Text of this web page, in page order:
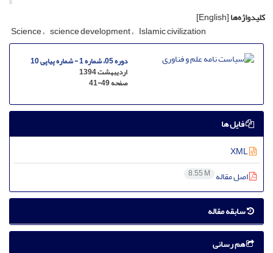
کلیدواژه‌ها[English]
Science science development Islamic civilization
دوره 05، شماره 1 - شماره پیاپی 10
اردیبهشت 1394
صفحه41-49
فایل ها
اصل مقاله 8.55 M
سابقه مقاله
هم رسانی